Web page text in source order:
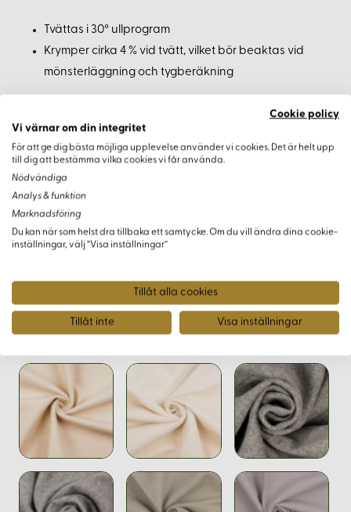
Tvättas i 30° ullprogram
Krymper cirka 4 % vid tvätt, vilket bör beaktas vid
mönsterläggning och tygberäkning
Minsta beställningsmängd:0,5 meter metervara
För att säkerställa att du får rätt färg och kvalitet kan du
beställa ett tygprov - antingen en komplett provkarta över
alla kläden i vårt sortiment eller ett enskilt prov av just detta
tyg.
Varianter
Cookie policy
Vi värnar om din integritet
För att ge dig bästa möjliga upplevelse använder vi cookies. Det är helt upp
till dig att bestämma vilka cookies vi får använda.
Nödvändiga
Analys & funktion
Marknadsföring
Du kan när som helst dra tillbaka ett samtycke. Om du vill ändra dina cookie-
inställningar, välj “Visa inställningar”
Tillåt alla cookies
Tillåt inte Visa inställningar